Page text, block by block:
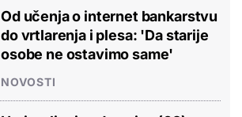
Od učenja o internet bankarstvu
do vrtlarenja i plesa: 'Da starije
osobe ne ostavimo same'
NOVOSTI